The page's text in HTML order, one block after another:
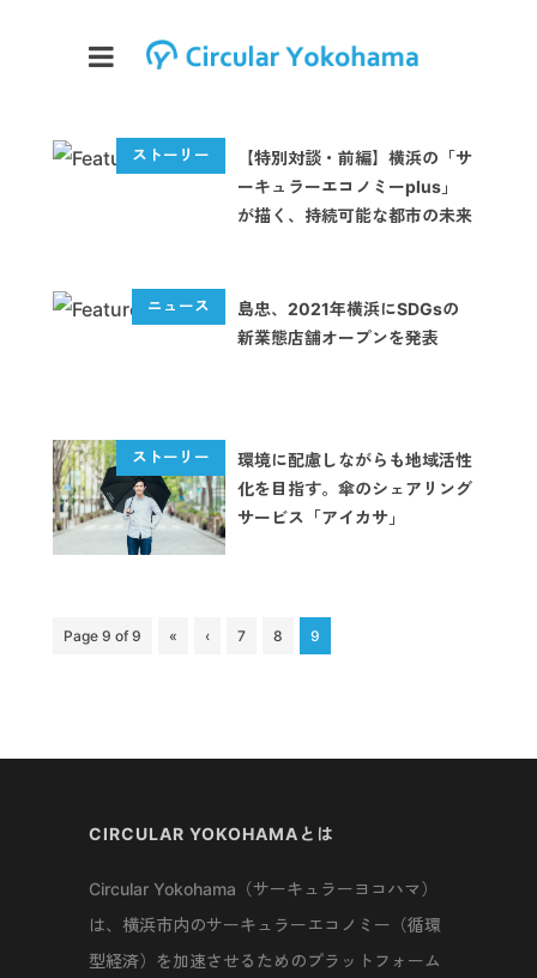
【特別対談・前編】横浜の「サ
ーキュラーエコノミーplus」
が描く、持続可能な都市の未来
島忠、2021年横浜にSDGsの
新業態店舗オープンを発表
環境に配慮しながらも地域活性
化を目指す。傘のシェアリング
サービス「アイカサ」
Page 9 of 9 « ‹ 7 8 9
CIRCULAR YOKOHAMAとは
Circular Yokohama（サーキュラーヨコハマ）
は、横浜市内のサーキュラーエコノミー（循環
型経済）を加速させるためのプラットフォーム